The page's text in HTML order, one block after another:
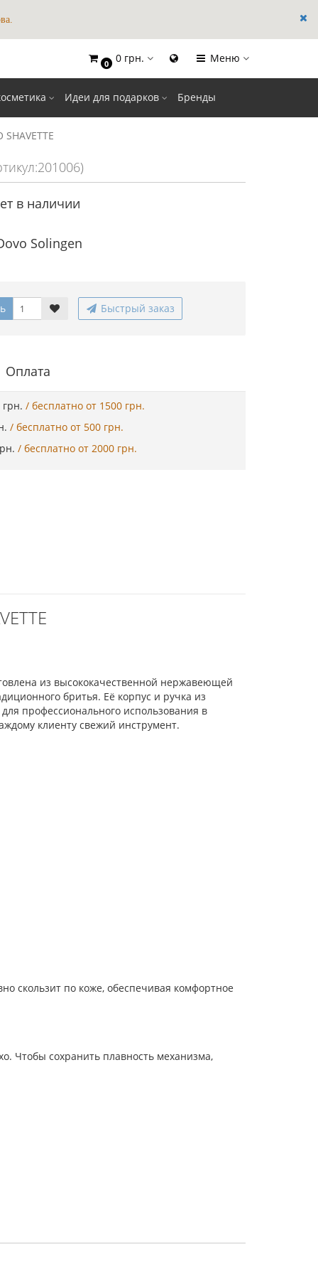
0 0 грн. Меню
Идеи для подарков Бренды
в наличии
Solingen
Быстрый заказ
Оплата
/ бесплатно от 1500 грн.
/ бесплатно от 500 грн.
/ бесплатно от 2000 грн.
из высококачественной нержавеющей
бритья. Её корпус и ручка из
профессионального использования в
клиенту свежий инструмент.
скользит по коже, обеспечивая комфортное
Чтобы сохранить плавность механизма,